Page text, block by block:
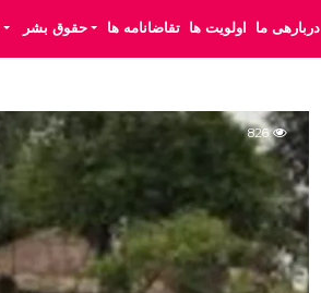
حقوق بشر تقاضانامه ها اولویت ها دربارهی ما
826